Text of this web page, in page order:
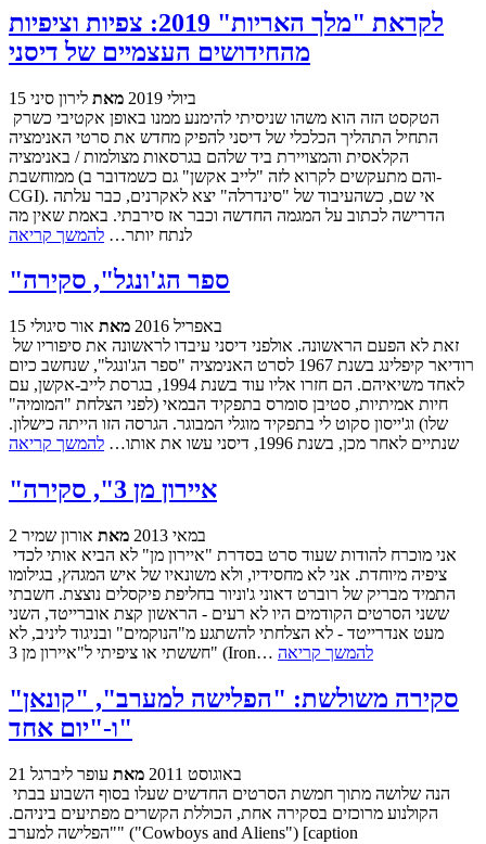
לקראת "מלך האריות" 2019: צפיות וציפיות
מהחידושים העצמיים של דיסני
15 ביולי 2019 מאת לירון סיני
התחיל התהליך הכלכלי של דיסני להפיק מחדש את סרטי האנימציה
הקלאסית והמצויירת ביד שלהם בגרסאות מצולמות / באנימציה
ממוחשבת (והם מתעקשים לקרוא לזה "לייב אקשן" גם כשמדובר ב-
CGI). אי שם, כשהעיבוד של "סינדרלה" יצא לאקרנים, כבר עלתה
הדרישה לכתוב על המגמה החדשה וכבר אז סירבתי. באמת שאין מה
לנתח יותר… להמשך קריאה
"ספר הג'ונגל", סקירה
15 באפריל 2016 מאת אור סיגולי
רודיאר קיפלינג בשנת 1967 לסרט האנימציה "ספר הג'ונגל", שנחשב כיום
לאחד משיאיהם. הם חזרו אליו עוד בשנת 1994, בגרסת לייב-אקשן, עם
חיות אמיתיות, סטיבן סומרס בתפקיד הבמאי (לפני הצלחת "המומיה"
שלו) וג'ייסון סקוט לי בתפקיד מוגלי המבוגר. הגרסה הזו הייתה כישלון.
שנתיים לאחר מכן, בשנת 1996, דיסני עשו את אותו…
להמשך קריאה
"איירון מן 3", סקירה
2 במאי 2013 מאת אורון שמיר
ציפיה מיוחדת. אני לא מחסידיו, ולא משונאיו של איש המגהץ, בגילומו
התמיד מבריק של רוברט דאוני ג'וניור בחליפת פיקסלים נוצצת. חשבתי
ששני הסרטים הקודמים היו לא רעים - הראשון קצת אוברייטד, השני
מעט אנדרייטד - לא הצלחתי להשתגע מ"הנוקמים" ובניגוד ליניב, לא
חששתי או ציפיתי ל"איירון מן 3" (Iron… להמשך קריאה
סקירה משולשת: "הפלישה למערב", "קונאן"
ו-"יום אחד"
21 באוגוסט 2011 מאת עופר ליברגל
הקולנוע מרוכזים בסקירה אחת, הכוללת הקשרים מפתיעים ביניהם.
"הפלישה למערב" ("Cowboys and Aliens") [caption